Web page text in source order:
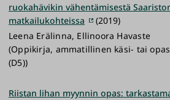
ruokahävikin vähentämisestä
matkailukohteissa
(2019)
Leena Erälinna, Ellinoora Havaste
(Oppikirja, ammatillinen käsi- tai
(D5))
Riistan lihan myynnin opas: